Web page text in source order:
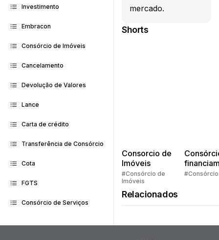
Investimento
Embracon
Consórcio de Imóveis
Cancelamento
Devolução de Valores
Lance
Carta de crédito
Transferência de Consórcio
Cota
FGTS
Consórcio de Serviços
mercado.
Shorts
Consorcio de
Imóveis
#Consórcio de
Imóveis
Quem
#Consórcio
Relacionados